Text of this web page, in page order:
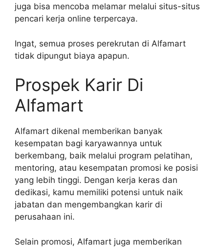
juga bisa mencoba melamar melalui situs-situs
pencari kerja online terpercaya.
Ingat, semua proses perekrutan di Alfamart
tidak dipungut biaya apapun.
Prospek Karir Di
Alfamart
Alfamart dikenal memberikan banyak
kesempatan bagi karyawannya untuk
berkembang, baik melalui program pelatihan,
mentoring, atau kesempatan promosi ke posisi
yang lebih tinggi. Dengan kerja keras dan
dedikasi, kamu memiliki potensi untuk naik
jabatan dan mengembangkan karir di
perusahaan ini.
Selain promosi, Alfamart juga memberikan